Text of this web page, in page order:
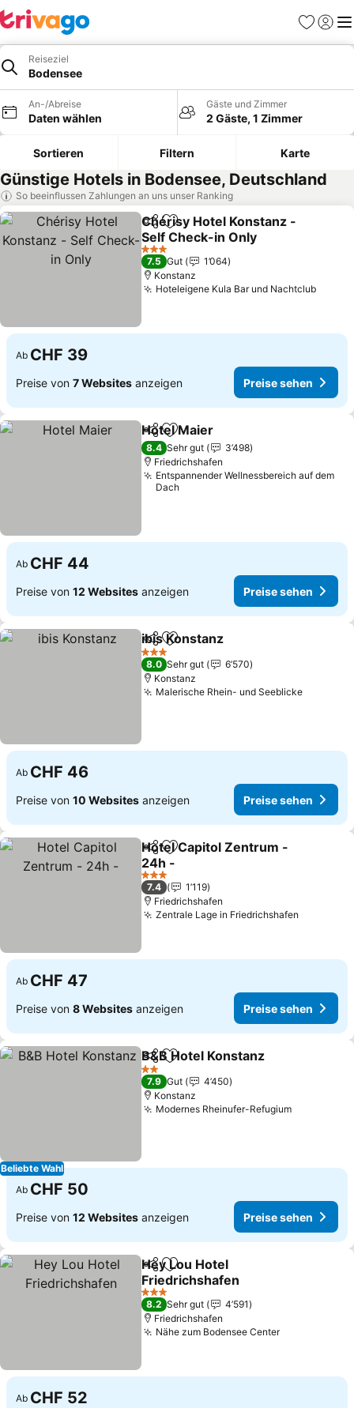
Favoriten
Reiseziel
Bodensee
An-/Abreise
Daten wählen
Gäste und Zimmer
2 Gäste, 1 Zimmer
Sortieren Filtern Karte
Günstige Hotels in Bodensee, Deutschland
So beeinflussen Zahlungen an uns unser Ranking
TeilenZu Favoriten hinzufügen
Chérisy Hotel Konstanz -
Self Check-in Only
3 Sterne
7.5 Gut
1’064
Konstanz
Hoteleigene Kula Bar und Nachtclub
Ab CHF 39
Preise von 7 Websites anzeigen Preise sehen
TeilenZu Favoriten hinzufügen
Hotel Maier
8.4 Sehr gut
3’498
Friedrichshafen
Entspannender Wellnessbereich auf dem
Dach
Ab CHF 44
Preise von 12 Websites anzeigen Preise sehen
TeilenZu Favoriten hinzufügen
ibis Konstanz
3 Sterne
8.0 Sehr gut
6’570
Konstanz
Malerische Rhein- und Seeblicke
Ab CHF 46
Preise von 10 Websites anzeigen Preise sehen
TeilenZu Favoriten hinzufügen
Hotel Capitol Zentrum -
24h -
3 Sterne
7.4
1’119
Friedrichshafen
Zentrale Lage in Friedrichshafen
Ab CHF 47
Preise von 8 Websites anzeigen Preise sehen
Beliebte Wahl
TeilenZu Favoriten hinzufügen
B&B Hotel Konstanz
2 Sterne
7.9 Gut
4’450
Konstanz
Modernes Rheinufer-Refugium
Ab CHF 50
Preise von 12 Websites anzeigen Preise sehen
TeilenZu Favoriten hinzufügen
Hey Lou Hotel
Friedrichshafen
3 Sterne
8.2 Sehr gut
4’591
Friedrichshafen
Nähe zum Bodensee Center
Ab CHF 52